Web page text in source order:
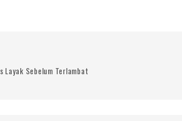
Layak Sebelum Terlambat